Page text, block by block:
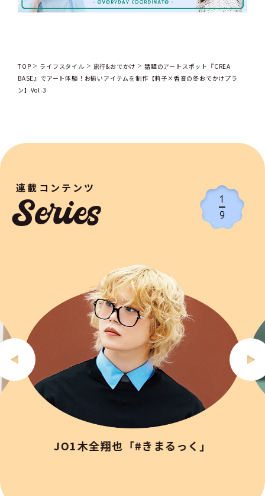
TOP ライフスタイル 旅行&おでかけ
話題のアートスポット『CREA
BASE』でアート体験！お揃いアイテムを制作【莉子×香音の冬おでかけプラ
ン】Vol.3
連載コンテンツ
Series
JO1木全翔也「#きまるっく」
1
9